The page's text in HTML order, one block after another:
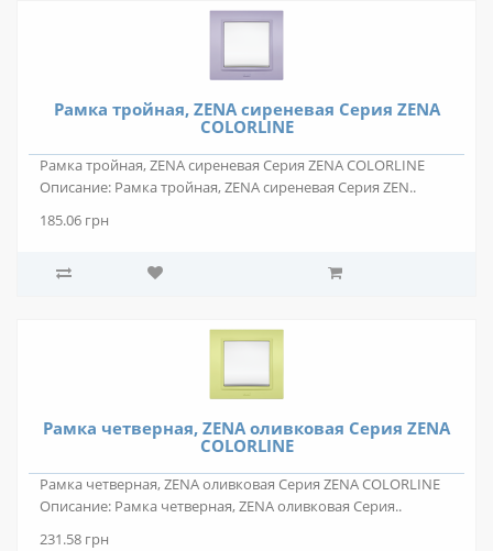
Рамка тройная, ZENA сиреневая Серия ZENA
COLORLINE
Рамка тройная, ZENA сиреневая Серия ZENA COLORLINE
Описание: Рамка тройная, ZENA сиреневая Серия ZEN..
185.06 грн
Рамка четверная, ZENA оливковая Серия ZENA
COLORLINE
Рамка четверная, ZENA оливковая Серия ZENA COLORLINE
Описание: Рамка четверная, ZENA оливковая Серия..
231.58 грн